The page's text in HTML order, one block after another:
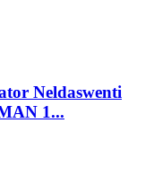
Neldaswenti
1...